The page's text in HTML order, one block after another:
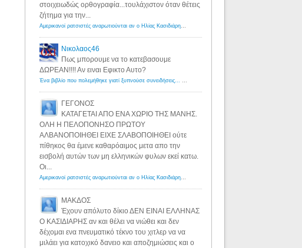
στοιχειωδώς ορθογραφία...τουλάχιστον όταν θέτεις
ζήτημα για την...
Αμερικανοί ρατσιστές αναρωτιούνται αν ο Ηλίας Κασιδιάρης ανήκει στη λευκή φυλή... - Λόγιος Ερμής
Νικολαος46
Πως μπορουμε να το κατεβασουμε
ΔΩΡΕΑΝ!!!! Αν ειναι Εφικτο Αυτο?
Ένα βιβλίο που πολεμήθηκε γιατί ξυπνούσε συνειδήσεις... - Λόγιος Ερμής | Η γνώση ξεκινάει με την αναζήτηση...
ΓΕΓΟΝΟΣ
ΚΑΤΑΓΕΤΑΙ ΑΠΟ ΕΝΑ ΧΩΡΙΟ ΤΗΣ ΜΑΝΗΣ.
ΟΛΗ Η ΠΕΛΟΠΟΝΗΣΟ ΠΡΩΤΟΥ
ΑΛΒΑΝΟΠΟΙΗΘΕΙ ΕΙΧΕ ΣΛΑΒΟΠΟΙΗΘΕΙ ούτε
πίθηκος θα έμενε καθαρόαιμος μετα απο την
εισβολή αυτών των μη ελληνικών φυλων εκεί κατω.
Οι...
Αμερικανοί ρατσιστές αναρωτιούνται αν ο Ηλίας Κασιδιάρης ανήκει στη λευκή φυλή... - Λόγιος Ερμής
ΜΑΚΔΟΣ
Έχουν απόλυτο δίκιο ΔΕΝ ΕΙΝΑΙ ΕΛΛΗΝΑΣ
Ο ΚΑΣΙΔΙΑΡΗΣ αν και θέλει να νιώθει και δεν
δέχομαι ενα πνευματικό τέκνο του χιτλερ να να
μιλάει για κατοχικό δανειο και αποζημιώσεις και ο